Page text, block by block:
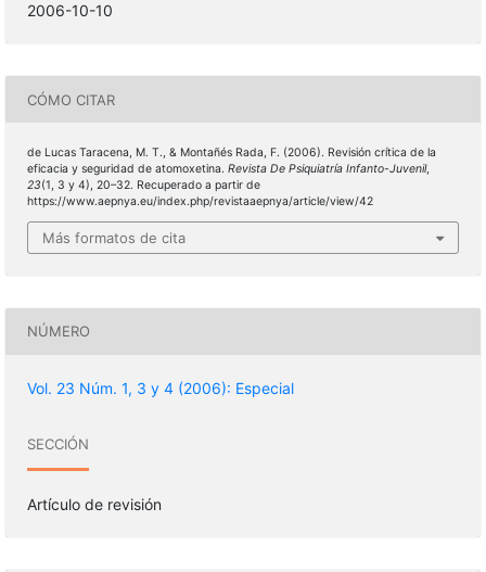
2006-10-10
CÓMO CITAR
de Lucas Taracena, M. T., & Montañés Rada, F. (2006). Revisión crítica de la
eficacia y seguridad de atomoxetina. Revista De Psiquiatría Infanto-Juvenil,
23(1, 3 y 4), 20–32. Recuperado a partir de
https://www.aepnya.eu/index.php/revistaaepnya/article/view/42
Más formatos de cita
NÚMERO
Vol. 23 Núm. 1, 3 y 4 (2006): Especial
SECCIÓN
Artículo de revisión